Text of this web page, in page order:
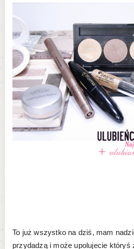
To już wszystko na dziś, mam
przydadzą i może upolujecie któryś